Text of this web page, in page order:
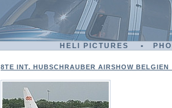
HELI PICTURES •
8TE INT. HUBSCHRAUBER AIRSHOW